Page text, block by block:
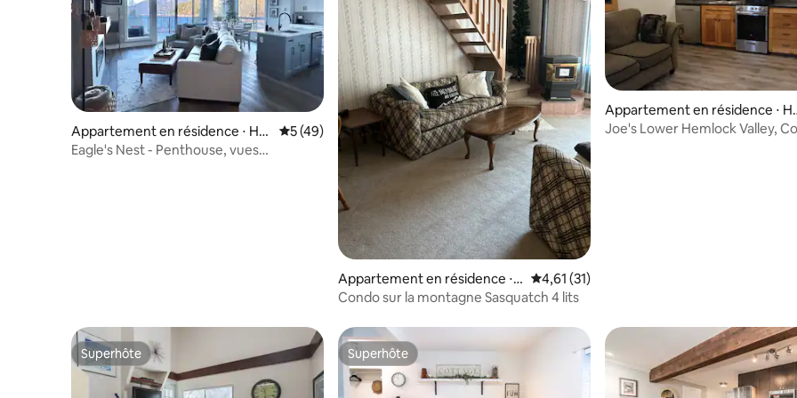
Appartement en résidence ⋅ Har
rison Hot Springs
Évaluation moyenne sur la base de 49 commentaires : 5 sur 5
5 (49)
Eagle's Nest - Penthouse, vues
Appartement en résidence ⋅
Agassiz
Évaluation moyenne sur la base de 31
4,61 (31)
Condo sur la montagne Sasquatch 4 lits
Appartement en résidence ⋅
mlock Valley C
Joe's Lower Hemlock Valley,
Superhôte
Superhôte Superhôte
Superhôte